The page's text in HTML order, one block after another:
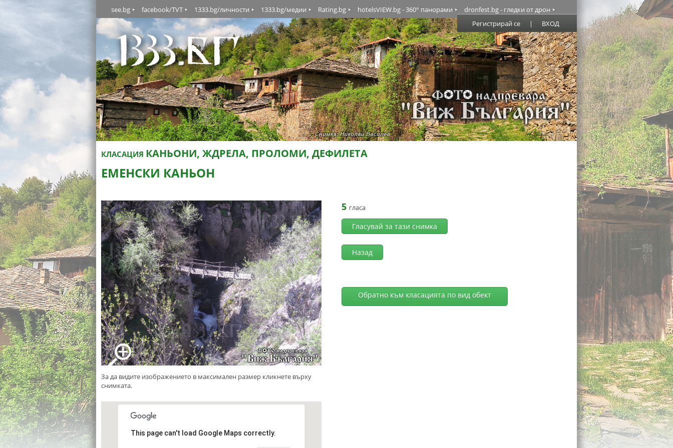
see.bg facebook/TVT 1333.bg/личности 1333.bg/медии Rating.bg hotelsVIEW.bg - 360° панорами
dronfest.bg - гледки от дрон
Регистрирай се
| ВХОД
КЛАСАЦИЯ КАНЬОНИ, ЖДРЕЛА, ПРОЛОМИ, ДЕФИЛЕТА
ЕМЕНСКИ КАНЬОН
За да видите изображението в максимален размер кликнете върху
снимката.
5 гласа
Гласувай за тази снимка
Назад
Обратно към класацията по вид обект
This page can't load Google Maps correctly.